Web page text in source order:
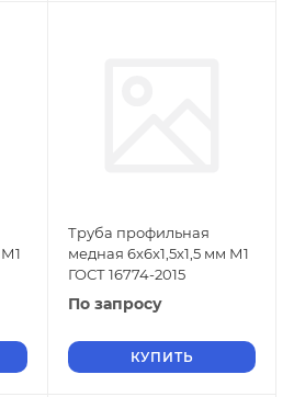
Труба профильная
медная 6x6x1,5x1,5 мм М1
ГОСТ 16774-2015
По запросу
КУПИТЬ